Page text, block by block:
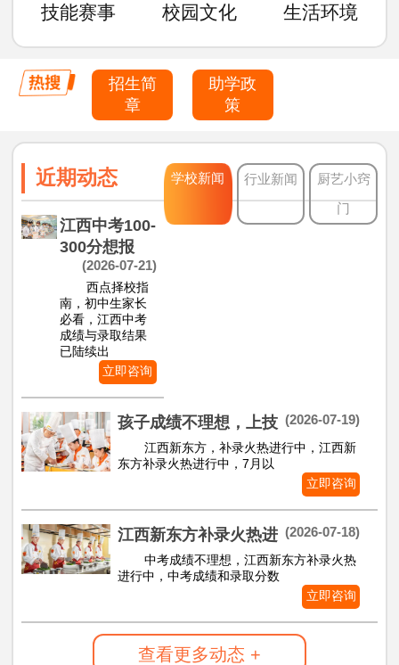
技能赛事 校园文化 生活环境
招生简
章
助学政
策
近期动态 学校新闻 行业新闻
厨艺小窍
门
江西中考100-
300分想报
(2026-07-21)
西点择校指
南，初中生家长
必看，江西中考
成绩与录取结果
已陆续出
立即咨询
孩子成绩不理想，上技 (2026-07-19)
江西新东方，补录火热进行中，江西新
东方补录火热进行中，7月以
立即咨询
江西新东方补录火热进 (2026-07-18)
中考成绩不理想，江西新东方补录火热
进行中，中考成绩和录取分数
立即咨询
查看更多动态 +